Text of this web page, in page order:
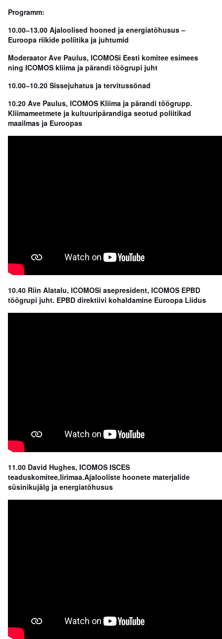
Programm:
10.00‒13.00 Ajaloolised hooned ja energiatõhusus –
Euroopa riikide poliitika ja juhtumid
Moderaator Ave Paulus, ICOMOSi Eesti komitee esimees
ning ICOMOS kliima ja pärandi töögrupi juht
10.00‒10.20 Sissejuhatus ja tervitussõnad
10.20 Ave Paulus, ICOMOS Kliima ja pärandi töögrupp.
Kliimameetmete ja kultuuripärandiga seotud poliitikad
maailmas ja Euroopas
10.40 Riin Alatalu, ICOMOSi asepresident, ICOMOS EPBD
töögrupi juht. EPBD direktiivi kohaldamine Euroopa Liidus
11.00 David Hughes, ICOMOS ISCES
teaduskomitee,Iirimaa.Ajalooliste hoonete materjalide
süsinikujälg ja energiatõhusus